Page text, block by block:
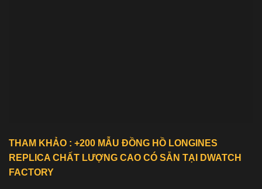
THAM KHẢO : +200 MẪU ĐỒNG HỒ LONGINES
REPLICA CHẤT LƯỢNG CAO CÓ SẴN TẠI DWATCH
FACTORY